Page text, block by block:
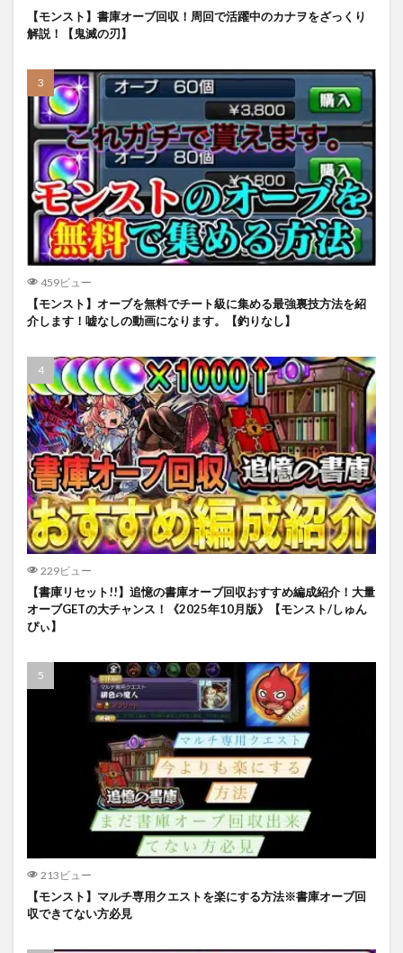
【モンスト】書庫オーブ回収！周回で活躍中のカナヲをざっくり
解説！【鬼滅の刃】
459ビュー
【モンスト】オーブを無料でチート級に集める最強裏技方法を紹
介します！嘘なしの動画になります。【釣りなし】
229ビュー
【書庫リセット!!】追憶の書庫オーブ回収おすすめ編成紹介！大量
オーブGETの大チャンス！《2025年10月版》【モンスト/しゅん
ぴぃ】
213ビュー
【モンスト】マルチ専用クエストを楽にする方法※書庫オーブ回
収できてない方必見